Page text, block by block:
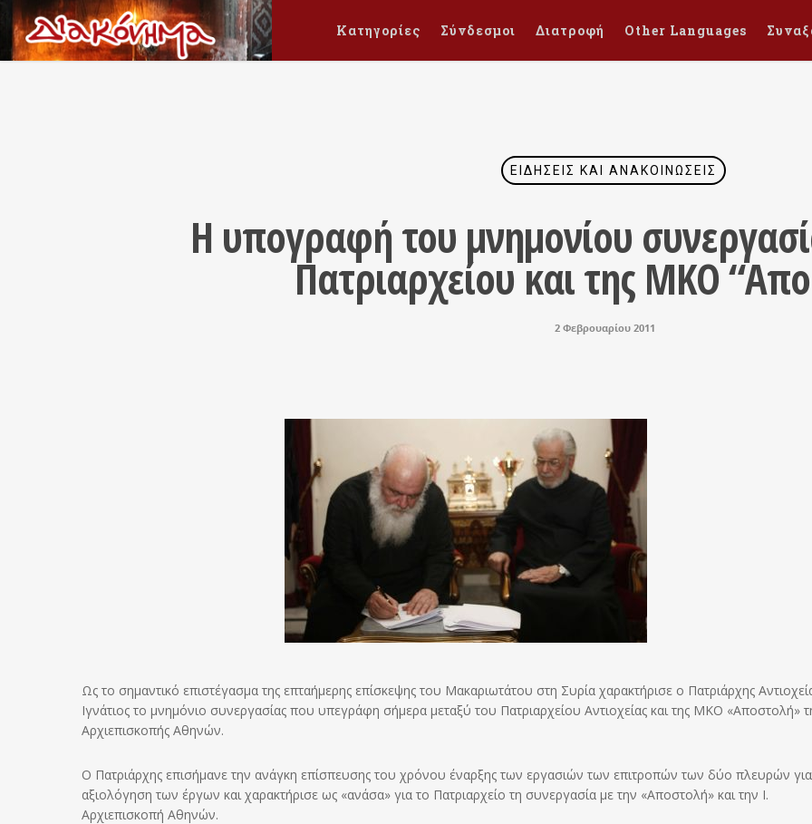
Κατηγορίες Σύνδεσμοι Διατροφή Other Languages
ΕΙΔΉΣΕΙΣ ΚΑΙ ΑΝΑΚΟΙΝΏΣΕΙΣ
Η υπογραφή του μνημονίου
Πατριαρχείου και της ΜΚΟ
2 Φεβρουαρίου 2011
Ως το σημαντικό επιστέγασμα της επταήμερης επίσκεψης του Μακαριωτάτου στη Συρία χαρακτήρισε ο Πατριάρχης
Ιγνάτιος το μνημόνιο συνεργασίας που υπεγράφη σήμερα μεταξύ του Πατριαρχείου Αντιοχείας και της ΜΚΟ «Αποστολή»
Αρχιεπισκοπής Αθηνών.
Ο Πατριάρχης επισήμανε την ανάγκη επίσπευσης του χρόνου έναρξης των εργασιών των επιτροπών των δύο πλευρών
αξιολόγηση των έργων και χαρακτήρισε ως «ανάσα» για το Πατριαρχείο τη συνεργασία με την «Αποστολή» και την Ι.
Αρχιεπισκοπή Αθηνών.